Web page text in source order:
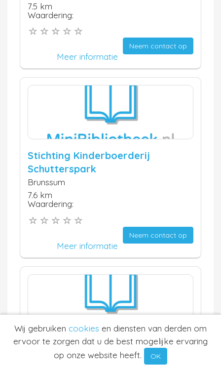
7.5 km
Waardering:
Neem contact op
Meer informatie
Stichting Kinderboerderij
Schutterspark
Brunssum
7.6 km
Waardering:
Neem contact op
Meer informatie
Zoek je boekje
Brunssum
Wij gebruiken cookies en diensten van derden om
ervoor te zorgen dat u de best mogelijke ervaring
op onze website heeft.
OK